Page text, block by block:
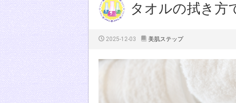
タオルの拭き方
2025-12-03 美肌ステップ